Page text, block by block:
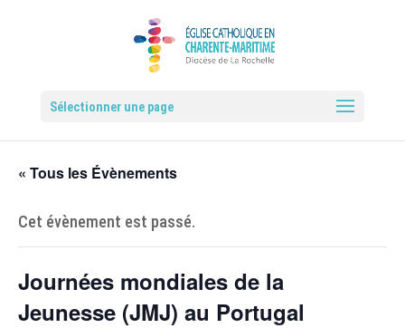
Sélectionner une page
« Tous les Évènements
Cet évènement est passé.
Journées mondiales de la
Jeunesse (JMJ) au Portugal